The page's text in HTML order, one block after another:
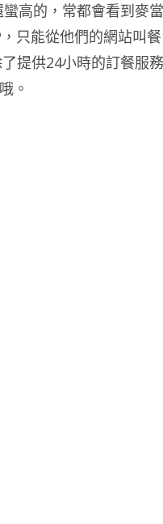
高的，常都會看到麥
只能從他們的網站叫
提供24小時的訂餐服
。